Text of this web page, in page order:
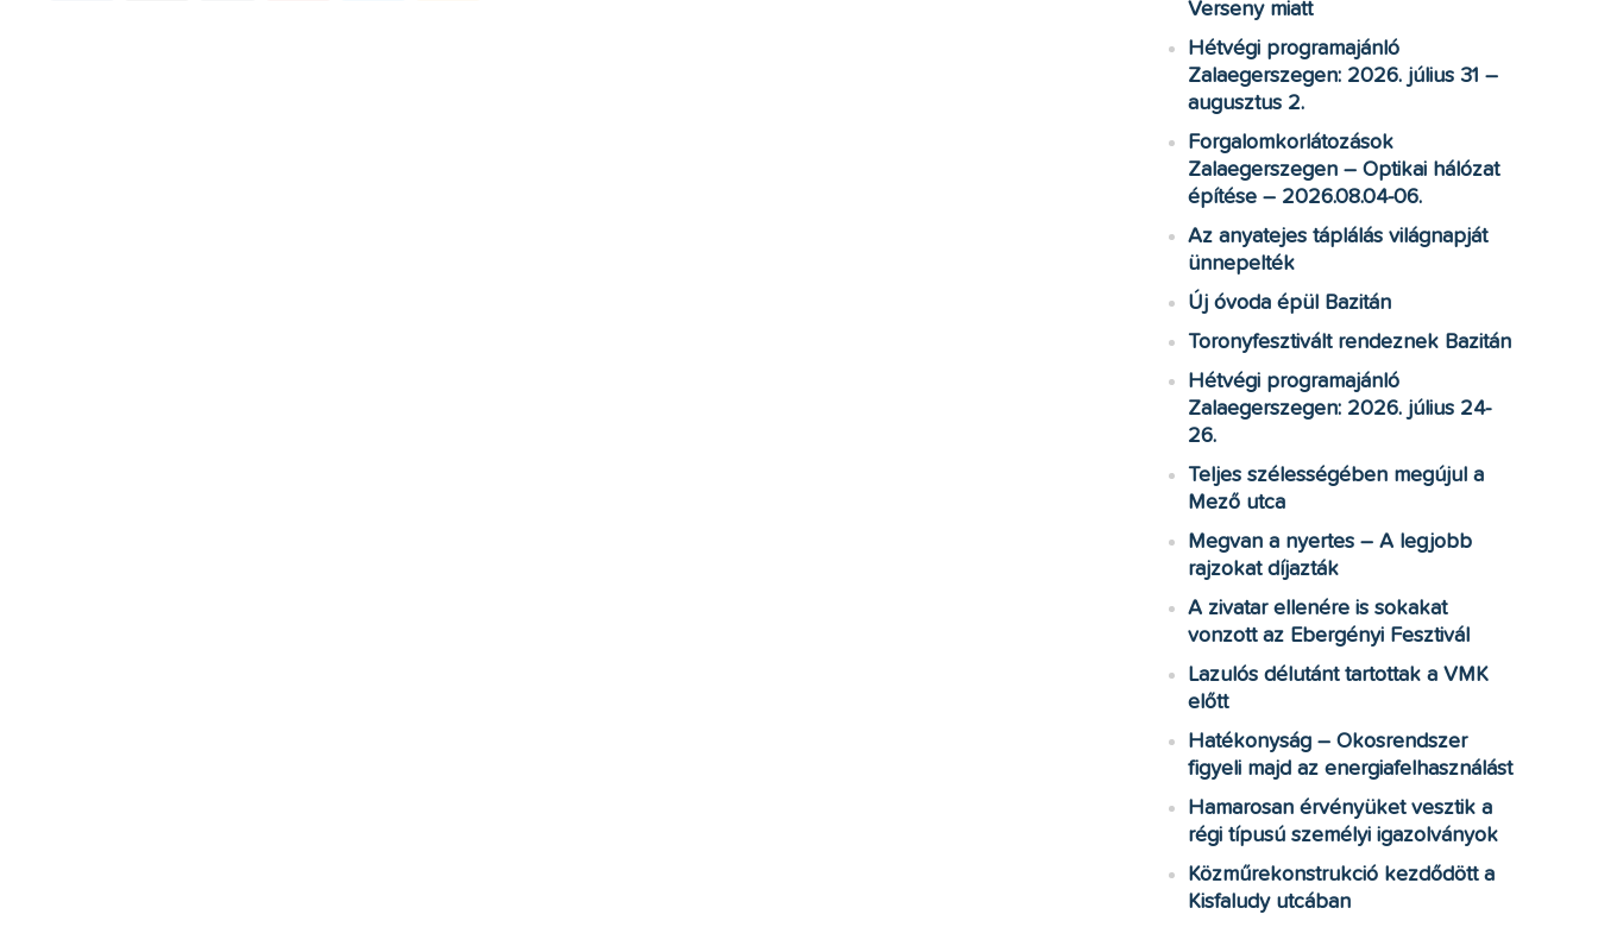
Verseny miatt
Hétvégi programajánló
Zalaegerszegen: 2026. július 31 –
augusztus 2.
Forgalomkorlátozások
Zalaegerszegen – Optikai hálózat
építése – 2026.08.04-06.
Az anyatejes táplálás világnapját
ünnepelték
Új óvoda épül Bazitán
Toronyfesztivált rendeznek Bazitán
Hétvégi programajánló
Zalaegerszegen: 2026. július 24-
26.
Teljes szélességében megújul a
Mező utca
Megvan a nyertes – A legjobb
rajzokat díjazták
A zivatar ellenére is sokakat
vonzott az Ebergényi Fesztivál
Lazulós délutánt tartottak a VMK
előtt
Hatékonyság – Okosrendszer
figyeli majd az energiafelhasználást
Hamarosan érvényüket vesztik a
régi típusú személyi igazolványok
Közműrekonstrukció kezdődött a
Kisfaludy utcában